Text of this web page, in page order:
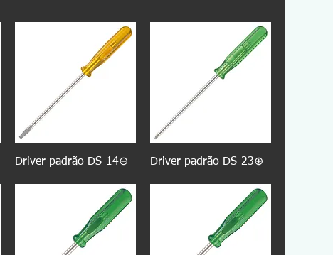
Driver padrão DS-14⊖ Driver padrão DS-23⊕